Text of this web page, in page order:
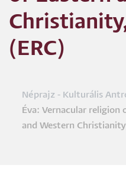
(ERC)
Morzsa
Néprajz - Kulturális
Éva: Vernacular
and Western